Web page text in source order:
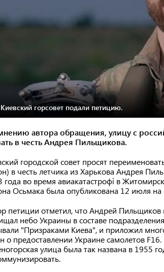
горсовет подали петицию.
автора обращения, улицу с
в честь Андрея Пильщикова.
городской совет просят
в честь летчика из Харькова Андрея
года во время авиакатастрофі в
Осьмака была опубликована 12 июля на
петиции отметил, что Андрей
небо Украины в составе
"Призраками Киева", и приложил
о предоставлении Украине самолетов
улица была так названа в 1955